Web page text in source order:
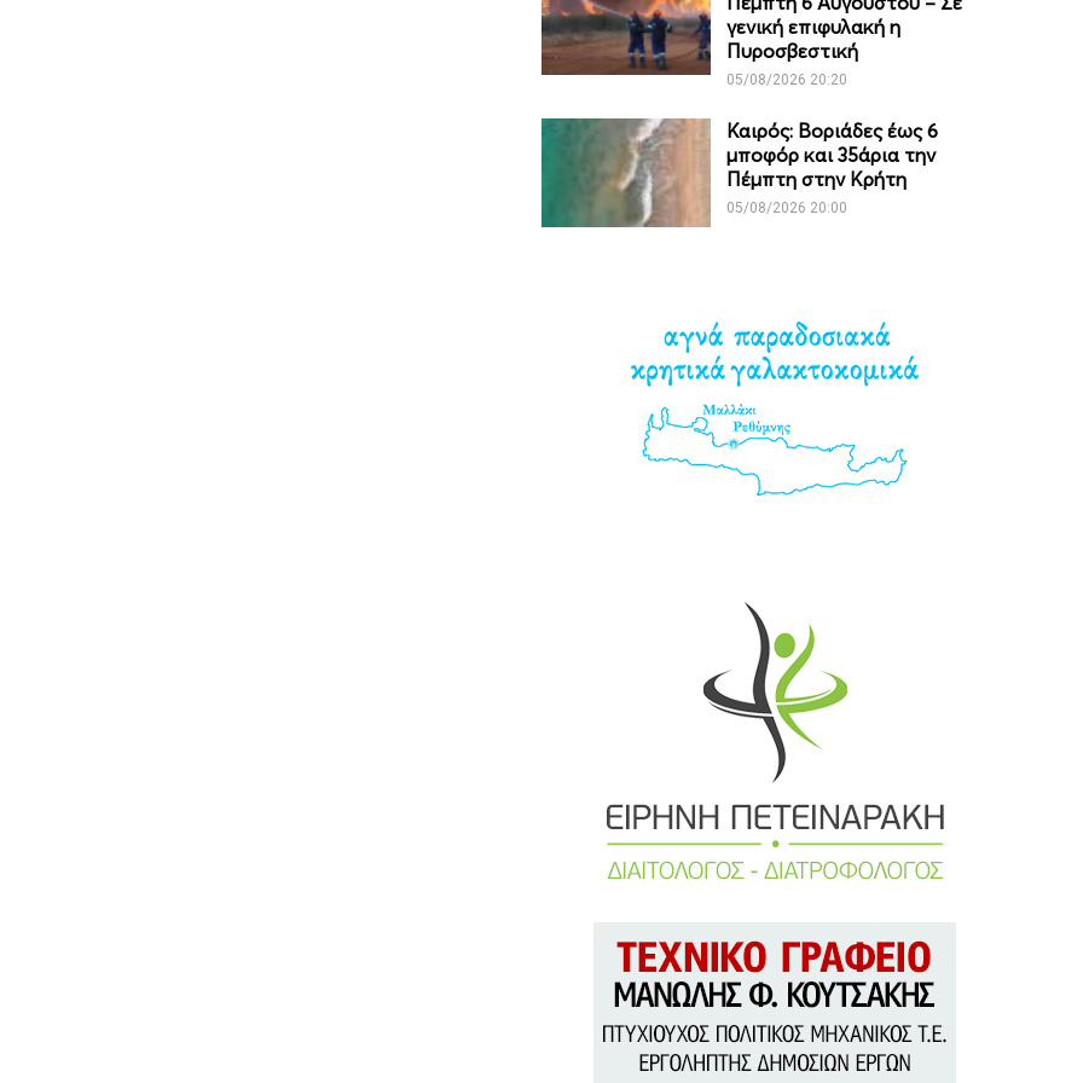
γενική επιφυλακή η
Πυροσβεστική
05/08/2026 20:20
Καιρός: Βοριάδες έως 6
μποφόρ και 35άρια την
Πέμπτη στην Κρήτη
05/08/2026 20:00